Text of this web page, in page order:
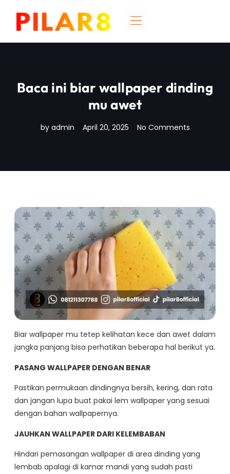
Baca ini biar wallpaper dinding
mu awet
by admin April 20, 2025 No Comments
Biar wallpaper mu tetep kelihatan kece dan awet dalam
jangka panjang bisa perhatikan beberapa hal berikut ya.
PASANG WALLPAPER DENGAN BENAR
Pastikan permukaan dindingnya bersih, kering, dan rata
dan jangan lupa buat pakai lem wallpaper yang sesuai
dengan bahan wallpapernya.
JAUHKAN WALLPAPER DARI KELEMBABAN
Hindari pemasangan wallpaper di area dinding yang
lembab apalagi di kamar mandi yang sudah pasti